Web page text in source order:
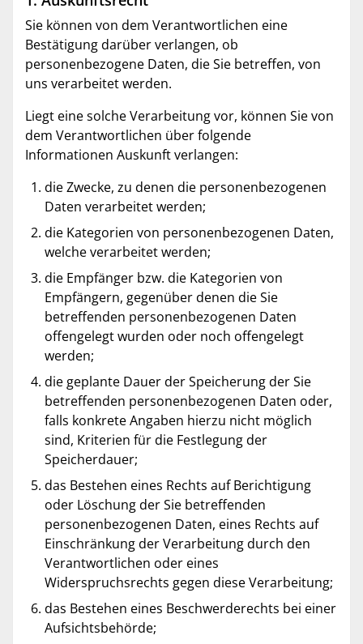
Sie können von dem Verantwortlichen eine
Bestätigung darüber verlangen, ob
personenbezogene Daten, die Sie betreffen, von
uns verarbeitet werden.
Liegt eine solche Verarbeitung vor, können Sie von
dem Verantwortlichen über folgende
Informationen Auskunft verlangen:
die Zwecke, zu denen die personenbezogenen
Daten verarbeitet werden;
die Kategorien von personenbezogenen Daten,
welche verarbeitet werden;
die Empfänger bzw. die Kategorien von
Empfängern, gegenüber denen die Sie
betreffenden personenbezogenen Daten
offengelegt wurden oder noch offengelegt
werden;
die geplante Dauer der Speicherung der Sie
betreffenden personenbezogenen Daten oder,
falls konkrete Angaben hierzu nicht möglich
sind, Kriterien für die Festlegung der
Speicherdauer;
das Bestehen eines Rechts auf Berichtigung
oder Löschung der Sie betreffenden
personenbezogenen Daten, eines Rechts auf
Einschränkung der Verarbeitung durch den
Verantwortlichen oder eines
Widerspruchsrechts gegen diese Verarbeitung;
das Bestehen eines Beschwerderechts bei einer
Aufsichtsbehörde;